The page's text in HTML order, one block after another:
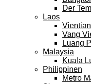
Der
Laos
Vang
Luang
Malaysia
Kuala
Philippinen
Metro